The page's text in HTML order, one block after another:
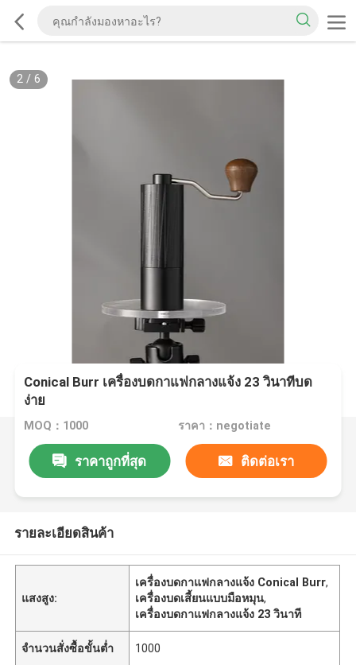
2/ 6
Conical Burr เครื่องบดกาแฟกลางแจ้ง 23 วินาทีบด
ง่าย
MOQ：1000 ราคา：negotiate
ราคาถูกที่สุด ติดต่อเรา
รายละเอียดสินค้า
แสงสูง:
เครื่องบดกาแฟกลางแจ้ง Conical Burr,
เครื่องบดเสี้ยนแบบมือหมุน,
เครื่องบดกาแฟกลางแจ้ง 23 วินาที
จำนวนสั่งซื้อขั้นต่ำ 1000